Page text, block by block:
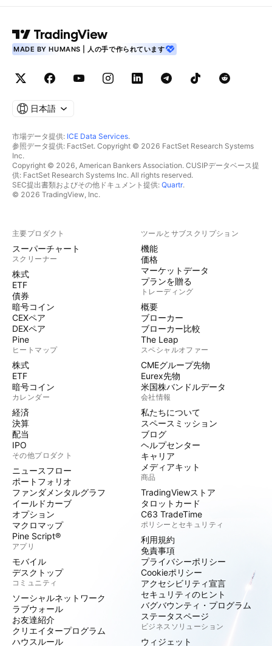
MADE BY HUMANS | 人の手で作られています
日本語
市場データ提供: ICE Data Services.
参照データ提供: FactSet. Copyright © 2026 FactSet Research Systems
Inc.
Copyright © 2026, American Bankers Association. CUSIPデータベース提
供: FactSet Research Systems Inc. All rights reserved.
SEC提出書類およびその他ドキュメント提供: Quartr.
© 2026 TradingView, Inc.
主要プロダクト
スーパーチャート
スクリーナー
株式
ETF
債券
暗号コイン
CEXペア
DEXペア
Pine
ヒートマップ
株式
ETF
暗号コイン
カレンダー
経済
決算
配当
IPO
その他プロダクト
ニュースフロー
ポートフォリオ
ファンダメンタルグラフ
イールドカーブ
オプション
マクロマップ
Pine Script®
アプリ
モバイル
デスクトップ
コミュニティ
ソーシャルネットワーク
ラブウォール
お友達紹介
クリエイタープログラム
ハウスルール
ツールとサブスクリプション
機能
価格
マーケットデータ
プランを贈る
トレーディング
概要
ブローカー
ブローカー比較
The Leap
スペシャルオファー
CMEグループ先物
Eurex先物
米国株バンドルデータ
会社情報
私たちについて
スペースミッション
ブログ
ヘルプセンター
キャリア
メディアキット
商品
TradingViewストア
タロットカード
C63 TradeTime
ポリシーとセキュリティ
利用規約
免責事項
プライバシーポリシー
Cookieポリシー
アクセシビリティ宣言
セキュリティのヒント
バグバウンティ・プログラム
ステータスページ
ビジネスソリューション
ウィジェット